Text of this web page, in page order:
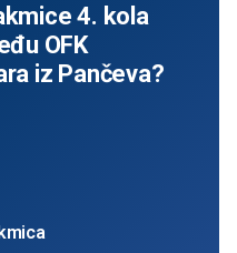
4. kola
OFK
iz Pančeva?